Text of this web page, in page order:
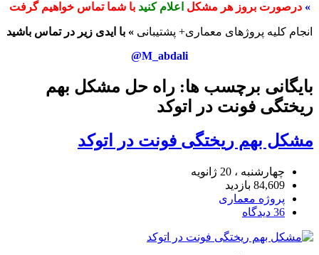
» درصورت بروز هر مشکل اعلام کنید با شما تماس خواهیم گرفت
انجام کلیه پروژهای معماری+ پشتیبانی » با ایدی زیر در تماس باشید
M_abdali@
بایگانی برچسب ها: راه حل مشکل بهم
ریختگی فونت در اتوکد
مشکل بهم ریختگی فونت در اتوکد
چهارشنبه ، 20 ژانویه
84,609 بازدید
پروژه معماری
36 دیدگاه